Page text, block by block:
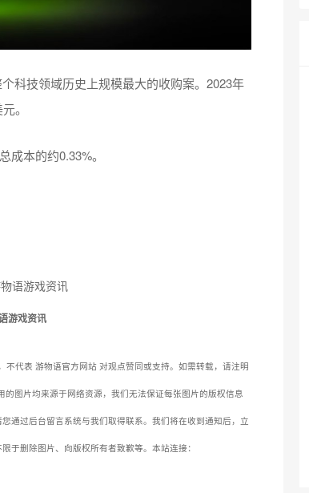
科技领域历史上规模最大的收购案。2023年
。
本的约0.33%。
游戏资讯
不代表 游物语官方网站 对观点赞同或支持。如需转载，请注明
图片均来源于网络资源，我们无法保证每张图片的版权信息
通过后台留言系统与我们取得联系。我们将在收到通知后，立
于删除图片、向版权所有者致歉等。本站连接：